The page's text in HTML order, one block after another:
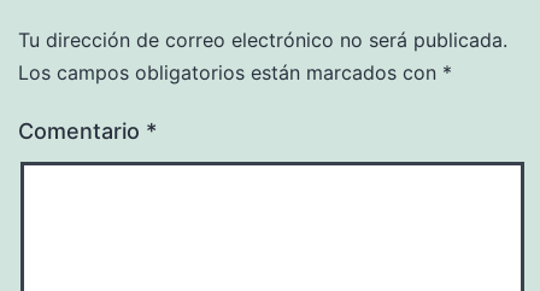
Tu dirección de correo electrónico no será publicada.
Los campos obligatorios están marcados con *
Comentario *